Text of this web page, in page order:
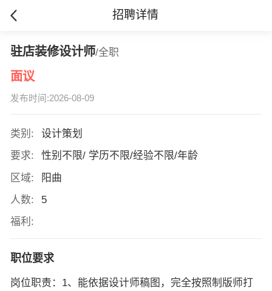
招聘详情
驻店装修设计师/全职
面议
发布时间:2026-08-09
类别:
设计策划
要求:
性别不限/ 学历不限/经验不限/年龄
区域:
阳曲
人数:
5
福利:
职位要求
岗位职责：1、能依据设计师稿图，完全按照制版师打